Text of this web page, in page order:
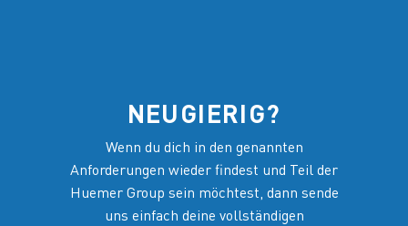
NEUGIERIG?
Wenn du dich in den genannten
Anforderungen wieder findest und Teil der
Huemer Group sein möchtest, dann sende
uns einfach deine vollständigen